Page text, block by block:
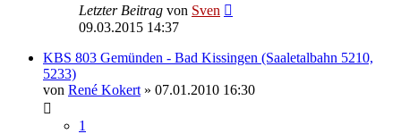
Letzter Beitrag von Sven
09.03.2015 14:37
KBS 803 Gemünden - Bad Kissingen (Saaletalbahn 5210,
5233)
von René Kokert » 07.01.2010 16:30
1